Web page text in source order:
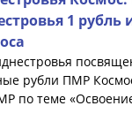
1 рубль
рубли ПМР
по теме